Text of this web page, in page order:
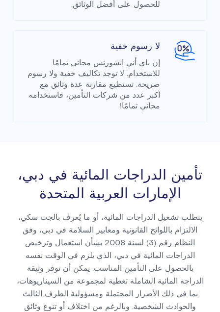
للحصول على أفضل الوثائق.
لا رسوم خفية
إن باي أني انشورنس مجاني تمامًا
للاستخدام. لا توجد تكاليف خفية ولا رسوم
صريحة. تستطيع مقارنة عدة وثائق مع
أكبر عدد من شركات التأمين، فاستخدامه
مجاني تمامًا!
تأمين الدراجات المائية في دبي،
الإمارات العربية المتحدة
يتطلب تشغيل الدراجات المائية، أو ما يُعرف بالجت سكي،
الالتزام باللوائح القانونية ومعايير السلامة في دبي، وفق
النظام رقم (3) لسنة 2008 بشأن استعمال وترخيص
الدراجات المائية في دبي، الذي يلزم في الوقت نفسه
بالحصول على التأمين المناسب. يمكن أن توفر وثيقة
الدراجة المائية الشاملة تغطية لمجموعة من السيناريوهات،
بما في ذلك الأضرار المحتملة ومسؤولية الطرف الثالث
والحوادث الشخصية. وبالرغم من اختلاف أو تنوع وثائق